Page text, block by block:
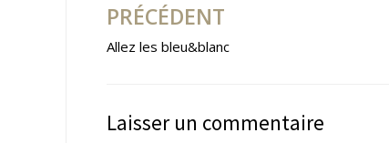
Navigation
de
PRÉCÉDENT
Allez les bleu&blanc
Laisser un commentaire